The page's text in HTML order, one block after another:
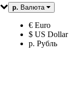
р. Валюта
€ Euro
$ US Dollar
р. Рубль